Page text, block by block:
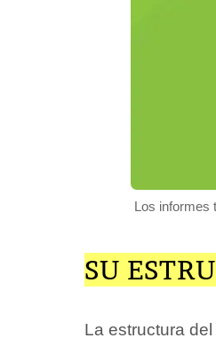
Los informes
SU
La estructura